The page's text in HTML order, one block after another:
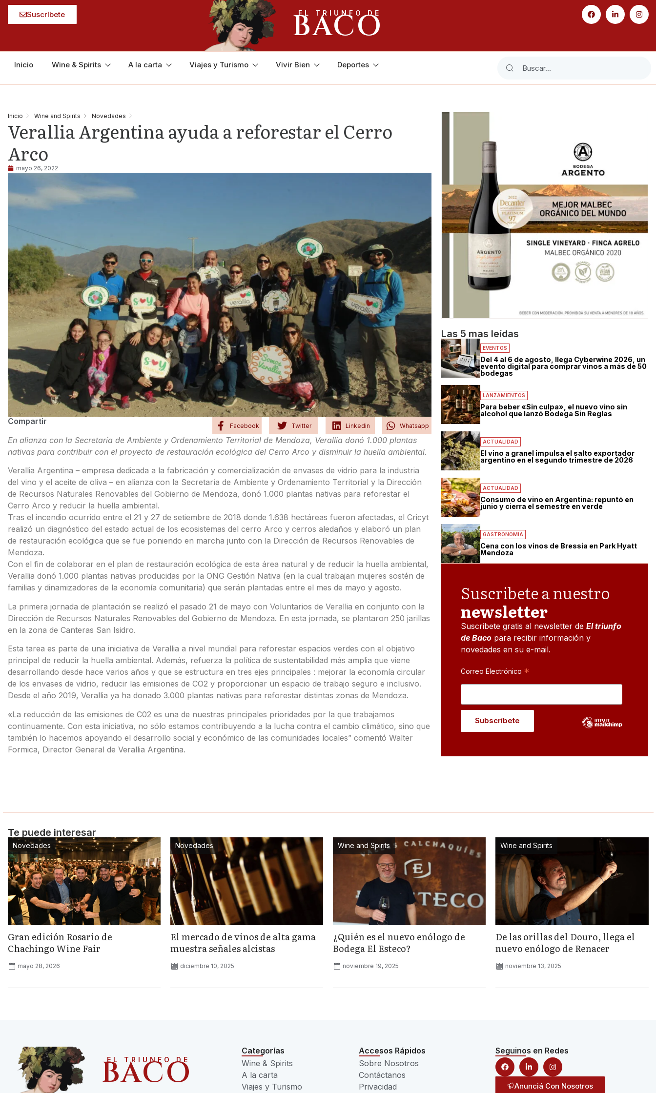
Suscríbete EL TRIUNFO DE
BACO
Inicio Wine & Spirits A la carta Viajes y Turismo Vivir Bien Deportes
Inicio Wine and Spirits Novedades
Verallia Argentina ayuda a reforestar el Cerro
Arco
mayo 26, 2022
Compartir Facebook Twitter Linkedin Whatsapp
En alianza con la Secretaría de Ambiente y Ordenamiento Territorial de Mendoza, Verallia donó 1.000 plantas
nativas para contribuir con el proyecto de restauración ecológica del Cerro Arco y disminuir la huella ambiental.
Verallia Argentina – empresa dedicada a la fabricación y comercialización de envases de vidrio para la industria
del vino y el aceite de oliva – en alianza con la Secretaría de Ambiente y Ordenamiento Territorial y la Dirección
de Recursos Naturales Renovables del Gobierno de Mendoza, donó 1.000 plantas nativas para reforestar el
Cerro Arco y reducir la huella ambiental.
Tras el incendio ocurrido entre el 21 y 27 de setiembre de 2018 donde 1.638 hectáreas fueron afectadas, el Cricyt
realizó un diagnóstico del estado actual de los ecosistemas del cerro Arco y cerros aledaños y elaboró un plan
de restauración ecológica que se fue poniendo en marcha junto con la Dirección de Recursos Renovables de
Mendoza.
Con el fin de colaborar en el plan de restauración ecológica de esta área natural y de reducir la huella ambiental,
Verallia donó 1.000 plantas nativas producidas por la ONG Gestión Nativa (en la cual trabajan mujeres sostén de
familias y dinamizadores de la economía comunitaria) que serán plantadas entre el mes de mayo y agosto.
La primera jornada de plantación se realizó el pasado 21 de mayo con Voluntarios de Verallia en conjunto con la
Dirección de Recursos Naturales Renovables del Gobierno de Mendoza. En esta jornada, se plantaron 250 jarillas
en la zona de Canteras San Isidro.
Esta tarea es parte de una iniciativa de Verallia a nivel mundial para reforestar espacios verdes con el objetivo
principal de reducir la huella ambiental. Además, refuerza la política de sustentabilidad más amplia que viene
desarrollando desde hace varios años y que se estructura en tres ejes principales : mejorar la economía circular
de los envases de vidrio, reducir las emisiones de CO2 y proporcionar un espacio de trabajo seguro e inclusivo.
Desde el año 2019, Verallia ya ha donado 3.000 plantas nativas para reforestar distintas zonas de Mendoza.
«La reducción de las emisiones de C02 es una de nuestras principales prioridades por la que trabajamos
continuamente. Con esta iniciativa, no sólo estamos contribuyendo a la lucha contra el cambio climático, sino que
también lo hacemos apoyando el desarrollo social y económico de las comunidades locales” comentó Walter
Formica, Director General de Verallia Argentina.
Las 5 mas leídas
EVENTOS
Del 4 al 6 de agosto, llega Cyberwine 2026, un
evento digital para comprar vinos a más de 50
bodegas
LANZAMIENTOS
Para beber «Sin culpa», el nuevo vino sin
alcohol que lanzó Bodega Sin Reglas
ACTUALIDAD
El vino a granel impulsa el salto exportador
argentino en el segundo trimestre de 2026
ACTUALIDAD
Consumo de vino en Argentina: repuntó en
junio y cierra el semestre en verde
GASTRONOMIA
Cena con los vinos de Bressia en Park Hyatt
Mendoza
Suscribete a nuestro
newsletter
Suscribete gratis al newsletter deEl triunfo
de Baco para recibir información y
novedades en su e-mail.
Correo Electrónico *
Te puede interesar
Novedades
Gran edición Rosario de
Chachingo Wine Fair
mayo 28, 2026
Novedades
El mercado de vinos de alta gama
muestra señales alcistas
diciembre 10, 2025
Wine and Spirits
¿Quién es el nuevo enólogo de
Bodega El Esteco?
noviembre 19, 2025
Wine and Spirits
De las orillas del Douro, llega el
nuevo enólogo de Renacer
noviembre 13, 2025
EL TRIUNFO DE
BACO
Categorías
Wine & Spirits
A la carta
Viajes y Turismo
Accesos Rápidos
Sobre Nosotros
Contáctanos
Privacidad
Seguinos en Redes
Anunciá Con Nosotros